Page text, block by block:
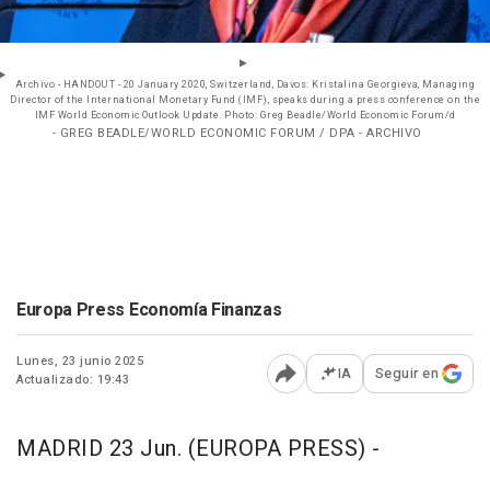
Archivo - HANDOUT - 20 January 2020, Switzerland, Davos: Kristalina Georgieva, Managing
Director of the International Monetary Fund (IMF), speaks during a press conference on the
IMF World Economic Outlook Update. Photo: Greg Beadle/World Economic Forum/d
- GREG BEADLE/WORLD ECONOMIC FORUM / DPA - ARCHIVO
Europa Press Economía Finanzas
Lunes, 23 junio 2025
Actualizado: 19:43
Abrir opciones para
IA Seguir en
MADRID 23 Jun. (EUROPA PRESS) -